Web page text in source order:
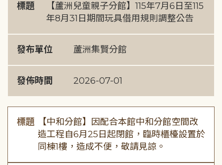
標題
【蘆洲兒童親子分館】115年7月6日至115
年8月31日期間玩具借用規則調整公告
發布單位 蘆洲集賢分館
發佈時間 2026-07-01
標題
【中和分館】因配合本館中和分館空間改
造工程自6月25日起閉館，臨時櫃檯設置於
同棟1樓，造成不便，敬請見諒。